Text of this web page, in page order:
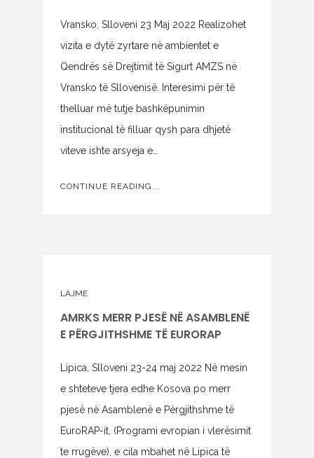
Vransko, Slloveni 23 Maj 2022 Realizohet
vizita e dytë zyrtare në ambientet e
Qendrës së Drejtimit të Sigurt AMZS në
Vransko të Sllovenisë. Interesimi për të
thelluar më tutje bashkëpunimin
institucional të filluar qysh para dhjetë
viteve ishte arsyeja e…
CONTINUE READING...
LAJME
AMRKS MERR PJESË NË ASAMBLENË
E PËRGJITHSHME TË EURORAP
Lipica, Slloveni 23-24 maj 2022 Në mesin
e shteteve tjera edhe Kosova po merr
pjesë në Asamblenë e Përgjithshme të
EuroRAP-it, (Programi evropian i vlerësimit
te rrugëve), e cila mbahet në Lipica të